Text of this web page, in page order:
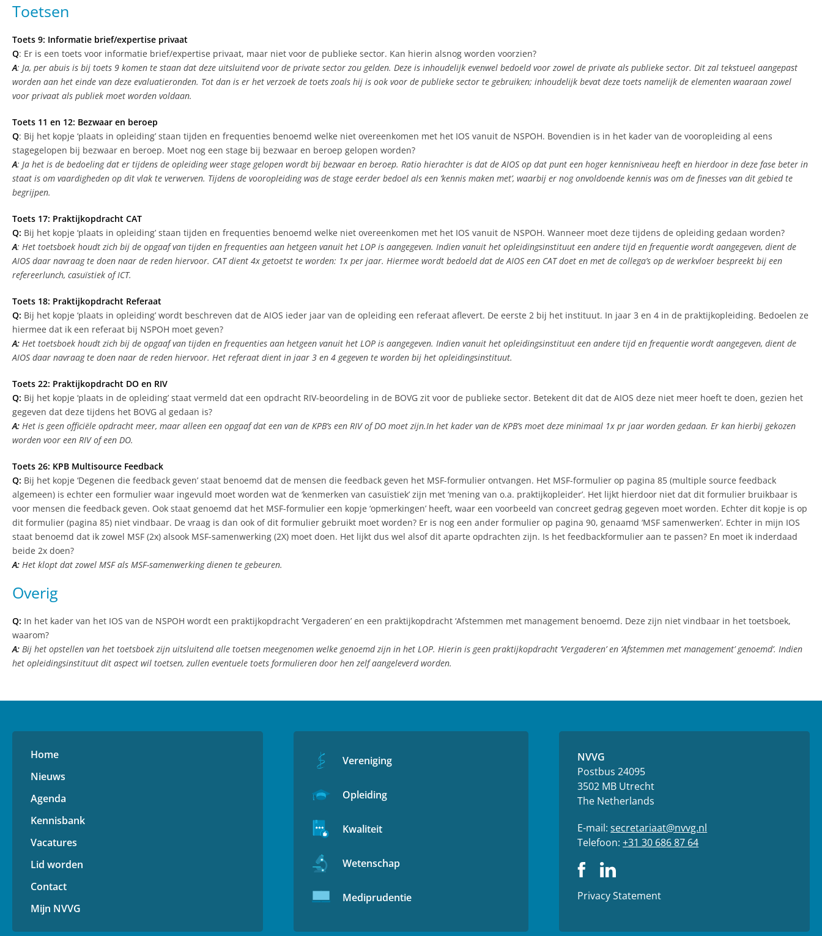
Toetsen
Toets 9: Informatie brief/expertise privaat
Q: Er is een toets voor informatie brief/expertise privaat, maar niet voor de publieke sector. Kan hierin alsnog worden voorzien?
A: Ja, per abuis is bij toets 9 komen te staan dat deze uitsluitend voor de private sector zou gelden. Deze is inhoudelijk evenwel bedoeld voor zowel de private als publieke sector. Dit zal tekstueel aangepast
worden aan het einde van deze evaluatieronden. Tot dan is er het verzoek de toets zoals hij is ook voor de publieke sector te gebruiken; inhoudelijk bevat deze toets namelijk de elementen waaraan zowel
voor privaat als publiek moet worden voldaan.
Toets 11 en 12: Bezwaar en beroep
Q: Bij het kopje ‘plaats in opleiding’ staan tijden en frequenties benoemd welke niet overeenkomen met het IOS vanuit de NSPOH. Bovendien is in het kader van de vooropleiding al eens
stagegelopen bij bezwaar en beroep. Moet nog een stage bij bezwaar en beroep gelopen worden?
A: Ja het is de bedoeling dat er tijdens de opleiding weer stage gelopen wordt bij bezwaar en beroep. Ratio hierachter is dat de AIOS op dat punt een hoger kennisniveau heeft en hierdoor in deze fase beter in
staat is om vaardigheden op dit vlak te verwerven. Tijdens de vooropleiding was de stage eerder bedoel als een ‘kennis maken met’, waarbij er nog onvoldoende kennis was om de finesses van dit gebied te
begrijpen.
Toets 17: Praktijkopdracht CAT
Q: Bij het kopje ‘plaats in opleiding’ staan tijden en frequenties benoemd welke niet overeenkomen met het IOS vanuit de NSPOH. Wanneer moet deze tijdens de opleiding gedaan worden?
A: Het toetsboek houdt zich bij de opgaaf van tijden en frequenties aan hetgeen vanuit het LOP is aangegeven. Indien vanuit het opleidingsinstituut een andere tijd en frequentie wordt aangegeven, dient de
AIOS daar navraag te doen naar de reden hiervoor. CAT dient 4x getoetst te worden: 1x per jaar. Hiermee wordt bedoeld dat de AIOS een CAT doet en met de collega’s op de werkvloer bespreekt bij een
refereerlunch, casuïstiek of ICT.
Toets 18: Praktijkopdracht Referaat
Q: Bij het kopje ‘plaats in opleiding’ wordt beschreven dat de AIOS ieder jaar van de opleiding een referaat aflevert. De eerste 2 bij het instituut. In jaar 3 en 4 in de praktijkopleiding. Bedoelen ze
hiermee dat ik een referaat bij NSPOH moet geven?
A: Het toetsboek houdt zich bij de opgaaf van tijden en frequenties aan hetgeen vanuit het LOP is aangegeven. Indien vanuit het opleidingsinstituut een andere tijd en frequentie wordt aangegeven, dient de
AIOS daar navraag te doen naar de reden hiervoor. Het referaat dient in jaar 3 en 4 gegeven te worden bij het opleidingsinstituut.
Toets 22: Praktijkopdracht DO en RIV
Q: Bij het kopje ‘plaats in de opleiding’ staat vermeld dat een opdracht RIV-beoordeling in de BOVG zit voor de publieke sector. Betekent dit dat de AIOS deze niet meer hoeft te doen, gezien het
gegeven dat deze tijdens het BOVG al gedaan is?
A: Het is geen officiële opdracht meer, maar alleen een opgaaf dat een van de KPB’s een RIV of DO moet zijn.In het kader van de KPB’s moet deze minimaal 1x pr jaar worden gedaan. Er kan hierbij gekozen
worden voor een RIV of een DO.
Toets 26: KPB Multisource Feedback
Q: Bij het kopje ‘Degenen die feedback geven’ staat benoemd dat de mensen die feedback geven het MSF-formulier ontvangen. Het MSF-formulier op pagina 85 (multiple source feedback
algemeen) is echter een formulier waar ingevuld moet worden wat de ‘kenmerken van casuïstiek’ zijn met ‘mening van o.a. praktijkopleider’. Het lijkt hierdoor niet dat dit formulier bruikbaar is
voor mensen die feedback geven. Ook staat genoemd dat het MSF-formulier een kopje ‘opmerkingen’ heeft, waar een voorbeeld van concreet gedrag gegeven moet worden. Echter dit kopje is op
dit formulier (pagina 85) niet vindbaar. De vraag is dan ook of dit formulier gebruikt moet worden? Er is nog een ander formulier op pagina 90, genaamd ‘MSF samenwerken’. Echter in mijn IOS
staat benoemd dat ik zowel MSF (2x) alsook MSF-samenwerking (2X) moet doen. Het lijkt dus wel alsof dit aparte opdrachten zijn. Is het feedbackformulier aan te passen? En moet ik inderdaad
beide 2x doen?
A: Het klopt dat zowel MSF als MSF-samenwerking dienen te gebeuren.
Overig
Q: In het kader van het IOS van de NSPOH wordt een praktijkopdracht ‘Vergaderen’ en een praktijkopdracht ‘Afstemmen met management benoemd. Deze zijn niet vindbaar in het toetsboek,
waarom?
A: Bij het opstellen van het toetsboek zijn uitsluitend alle toetsen meegenomen welke genoemd zijn in het LOP. Hierin is geen praktijkopdracht ‘Vergaderen’ en ‘Afstemmen met management’ genoemd’. Indien
het opleidingsinstituut dit aspect wil toetsen, zullen eventuele toets formulieren door hen zelf aangeleverd worden.
Home
Nieuws
Agenda
Kennisbank
Vacatures
Lid worden
Contact
Mijn NVVG
Vereniging
Opleiding
Kwaliteit
Wetenschap
Mediprudentie
NVVG
Postbus 24095
3502 MB Utrecht
The Netherlands
E-mail:secretariaat@nvvg.nl
Telefoon:+31 30 686 87 64
Privacy Statement